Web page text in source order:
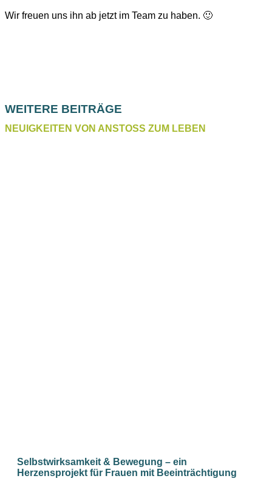
Wir freuen uns ihn ab jetzt im Team zu haben. 🙂
WEITERE BEITRÄGE
NEUIGKEITEN VON ANSTOSS ZUM LEBEN
Selbstwirksamkeit & Bewegung – ein
Herzensprojekt für Frauen mit Beeinträchtigung